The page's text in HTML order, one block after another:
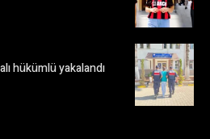
hükümlü yakalandı